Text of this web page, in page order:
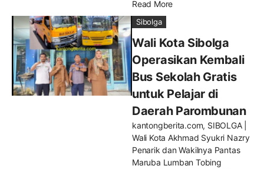
Read More
Sibolga
Wali Kota Sibolga
Operasikan Kembali
Bus Sekolah Gratis
untuk Pelajar di
Daerah Parombunan
kantongberita.com, SIBOLGA |
Wali Kota Akhmad Syukri Nazry
Penarik dan Wakilnya Pantas
Maruba Lumban Tobing